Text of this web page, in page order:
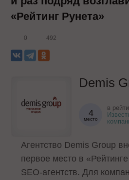
«Рейтинг Рунета»
0 492
Demis
4
место
в
Агентство Demis Group
первое место в
SEO-агентств. Для